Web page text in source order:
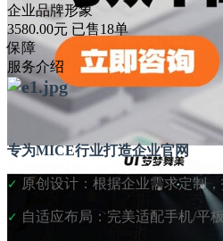
企业品牌形象
3580.00元 已售18单
保障
服务介绍
专为MICE行业打造企业官网
✓ 原创设计：根据企业需求定制
✓ 自适应布局：完美适配手机/平